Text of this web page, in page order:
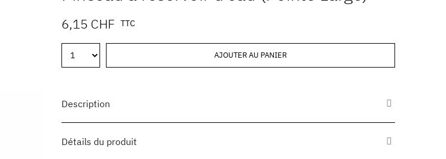
6,15 CHF TTC
AJOUTER AU PANIER
Description
Détails du produit